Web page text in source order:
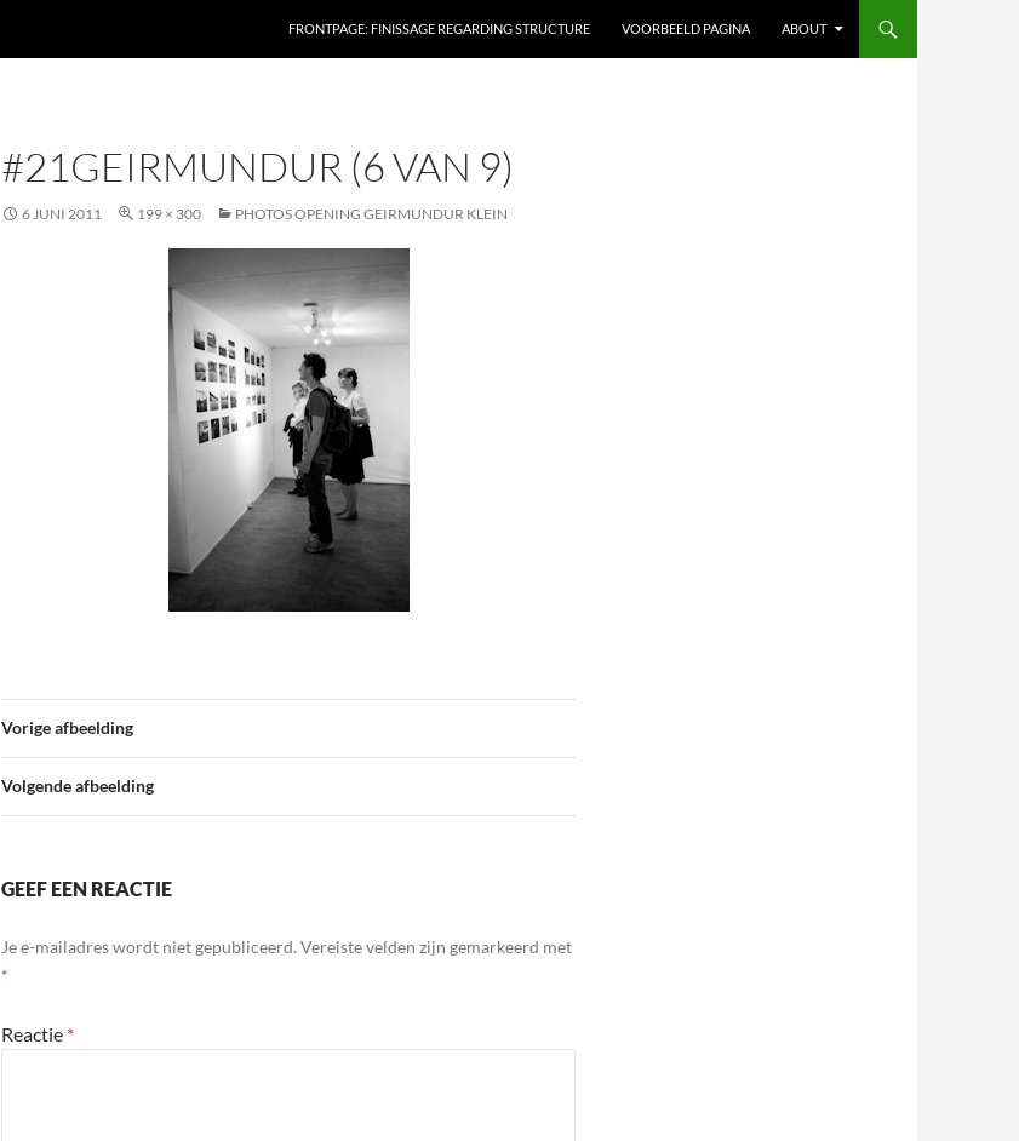
FRONTPAGE: FINISSAGE REGARDING STRUCTURE VOORBEELD PAGINA ABOUT
#21GEIRMUNDUR (6 VAN 9)
6 JUNI 2011 199 × 300 PHOTOS OPENING GEIRMUNDUR KLEIN
Vorige afbeelding
Volgende afbeelding
GEEF EEN REACTIE
Je e-mailadres wordt niet gepubliceerd. Vereiste velden zijn gemarkeerd met
*
Reactie *